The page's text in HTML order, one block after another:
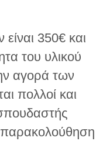
350€ και
του υλικού
αγορά των
πολλοί και
παρακολούθηση